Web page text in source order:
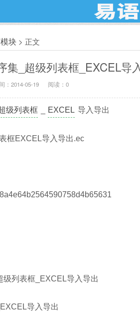
块 > 正文
集_超级列表框_EXCEL导
：2014-05-19 阅读： 0
级列表框 EXCEL 导入导出
框EXCEL导入导出.ec
级列表框_EXCEL导入导出
导入导出